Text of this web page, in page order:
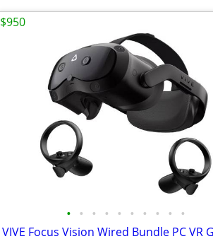
• • • • • • • • • •
$950